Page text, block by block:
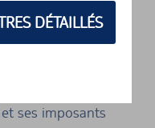
DÉTAILLÉS
des parfums
est marquée par
rouge », avec ses
ses imposants